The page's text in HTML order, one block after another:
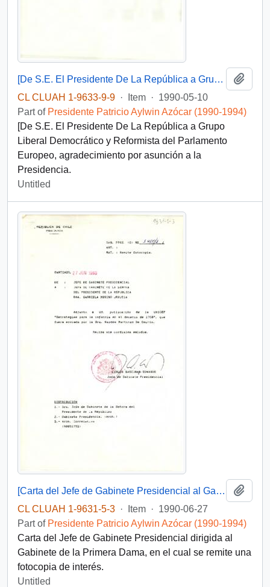
[De S.E. El Presidente De La República a Grupo Liberal Democrático y Reformista del Parlamento Europeo]
CL CLUAH 1-9633-9-9 · Item · 1990-05-10
Part of Presidente Patricio Aylwin Azócar (1990-1994)
[De S.E. El Presidente De La República a Grupo
Liberal Democrático y Reformista del Parlamento
Europeo, agradecimiento por asunción a la
Presidencia.
Untitled
[Carta del Jefe de Gabinete Presidencial al Gabinete de la Primera Dama]
CL CLUAH 1-9631-5-3 · Item · 1990-06-27
Part of Presidente Patricio Aylwin Azócar (1990-1994)
Carta del Jefe de Gabinete Presidencial dirigida al
Gabinete de la Primera Dama, en el cual se remite una
fotocopia de interés.
Untitled